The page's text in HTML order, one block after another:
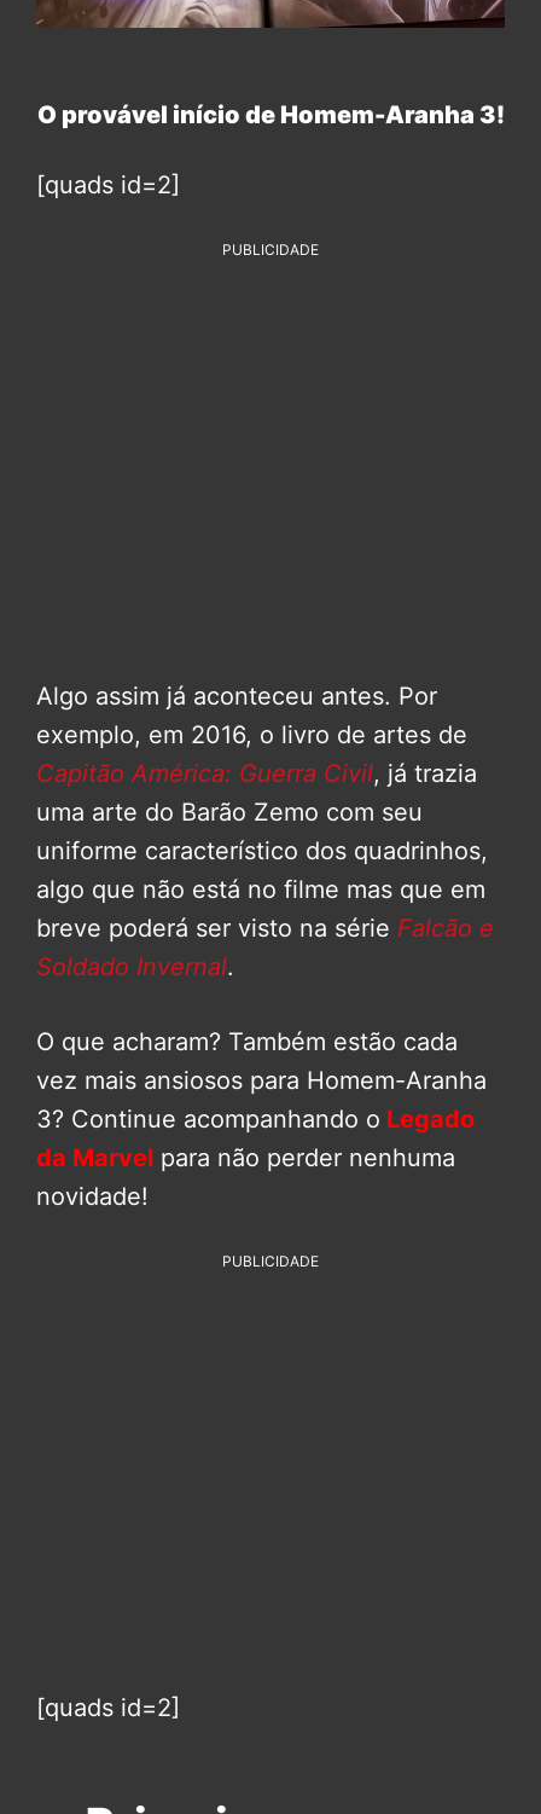
O provável início de Homem-Aranha 3!
[quads id=2]
PUBLICIDADE
Algo assim já aconteceu antes. Por
exemplo, em 2016, o livro de artes de
Capitão América: Guerra Civil, já trazia
uma arte do Barão Zemo com seu
uniforme característico dos quadrinhos,
algo que não está no filme mas que em
breve poderá ser visto na série Falcão e
Soldado Invernal.
O que acharam? Também estão cada
vez mais ansiosos para Homem-Aranha
3? Continue acompanhando o Legado
da Marvel para não perder nenhuma
novidade!
PUBLICIDADE
[quads id=2]